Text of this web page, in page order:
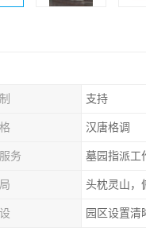
支持
汉唐格调
务 墓园指派工
头枕灵山，
园区设置清